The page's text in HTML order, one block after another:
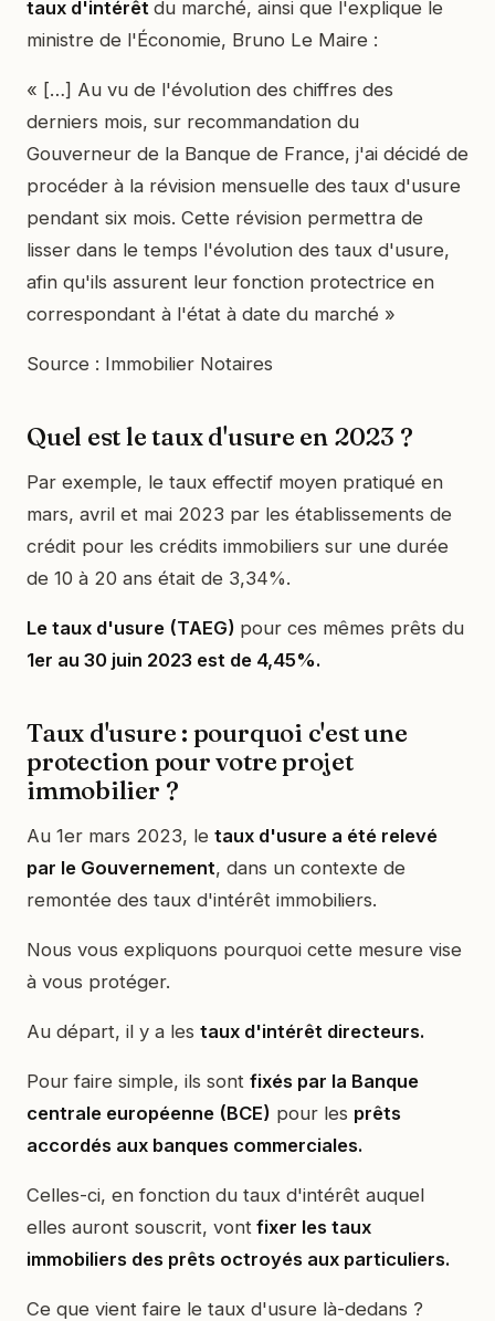
taux d'intérêt du marché, ainsi que l'explique le
ministre de l'Économie, Bruno Le Maire :
« […] Au vu de l'évolution des chiffres des
derniers mois, sur recommandation du
Gouverneur de la Banque de France, j'ai décidé de
procéder à la révision mensuelle des taux d'usure
pendant six mois. Cette révision permettra de
lisser dans le temps l'évolution des taux d'usure,
afin qu'ils assurent leur fonction protectrice en
correspondant à l'état à date du marché »
Source : Immobilier Notaires
Quel est le taux d'usure en 2023 ?
Par exemple, le taux effectif moyen pratiqué en
mars, avril et mai 2023 par les établissements de
crédit pour les crédits immobiliers sur une durée
de 10 à 20 ans était de 3,34%.
Le taux d'usure (TAEG) pour ces mêmes prêts du
1er au 30 juin 2023 est de 4,45%.
Taux d'usure : pourquoi c'est une
protection pour votre projet
immobilier ?
Au 1er mars 2023, le taux d'usure a été relevé
par le Gouvernement, dans un contexte de
remontée des taux d'intérêt immobiliers.
Nous vous expliquons pourquoi cette mesure vise
à vous protéger.
Au départ, il y a les taux d'intérêt directeurs.
Pour faire simple, ils sont fixés par la Banque
centrale européenne (BCE) pour les prêts
accordés aux banques commerciales.
Celles-ci, en fonction du taux d'intérêt auquel
elles auront souscrit, vont fixer les taux
immobiliers des prêts octroyés aux particuliers.
Ce que vient faire le taux d'usure là-dedans ?